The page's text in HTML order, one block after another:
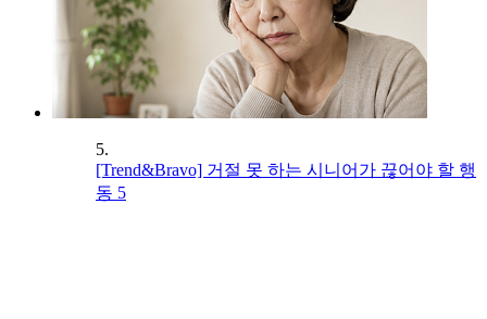
5.
[Trend&Bravo] 거절 못 하는 시니어가 끊어야 할 행
동 5